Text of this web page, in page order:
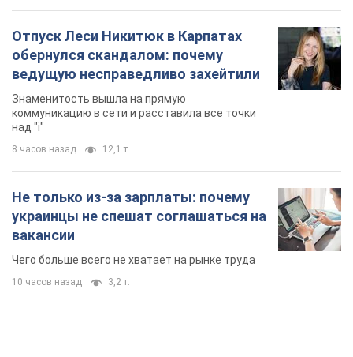
Отпуск Леси Никитюк в Карпатах
обернулся скандалом: почему
ведущую несправедливо захейтили
Знаменитость вышла на прямую
коммуникацию в сети и расставила все точки
над "i"
8 часов назад 12,1 т.
Не только из-за зарплаты: почему
украинцы не спешат соглашаться на
вакансии
Чего больше всего не хватает на рынке труда
10 часов назад 3,2 т.